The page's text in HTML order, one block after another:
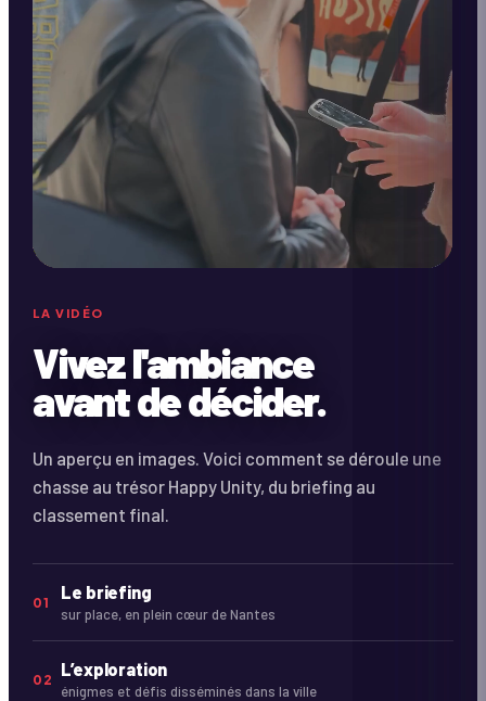
LA VIDÉO
Vivez l'ambiance
avant de décider.
Un aperçu en images. Voici comment se déroule une
chasse au trésor Happy Unity, du briefing au
classement final.
01 Le briefing
sur place, en plein cœur de Nantes
02 L’exploration
énigmes et défis disséminés dans la ville